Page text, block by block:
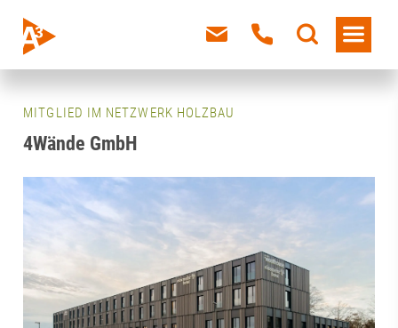
MITGLIED IM NETZWERK HOLZBAU
4Wände GmbH